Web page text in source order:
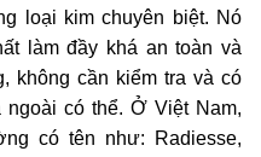
loại kim chuyên biệt. Nó
làm đầy khá an toàn và
không cần kiểm tra và có
có thể. Ở Việt Nam,
có tên như: Radiesse,